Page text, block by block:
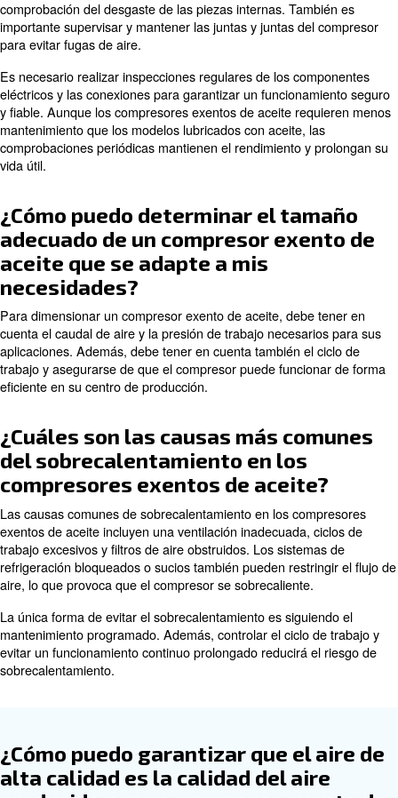
Los compresores exentos de aceite se utilizan en
las que la pureza del aire es fundamental, como la
componentes electrónicos y las aplicaciones
También se utilizan en laboratorios, consultorios
limpias. En estos entornos, incluso una traza de aceite
contaminar productos o procesos. Para ellos, los
¿Está dispuesto a saber más sobre cuándo utilizar un
exento de aceite? Lea el siguiente artículo.
¿Qué mantenimiento se
compresores exentos de
El mantenimiento de los compresores exentos de
comprobación del desgaste de las piezas internas.
importante supervisar y mantener las juntas y juntas
para evitar fugas de aire.
Es necesario realizar inspecciones regulares de los
eléctricos y las conexiones para garantizar un
y fiable. Aunque los compresores exentos de aceite
mantenimiento que los modelos lubricados con aceite,
comprobaciones periódicas mantienen el rendimiento y
vida útil.
¿Cómo puedo determinar el
aceite que se adapte a mis
necesidades?